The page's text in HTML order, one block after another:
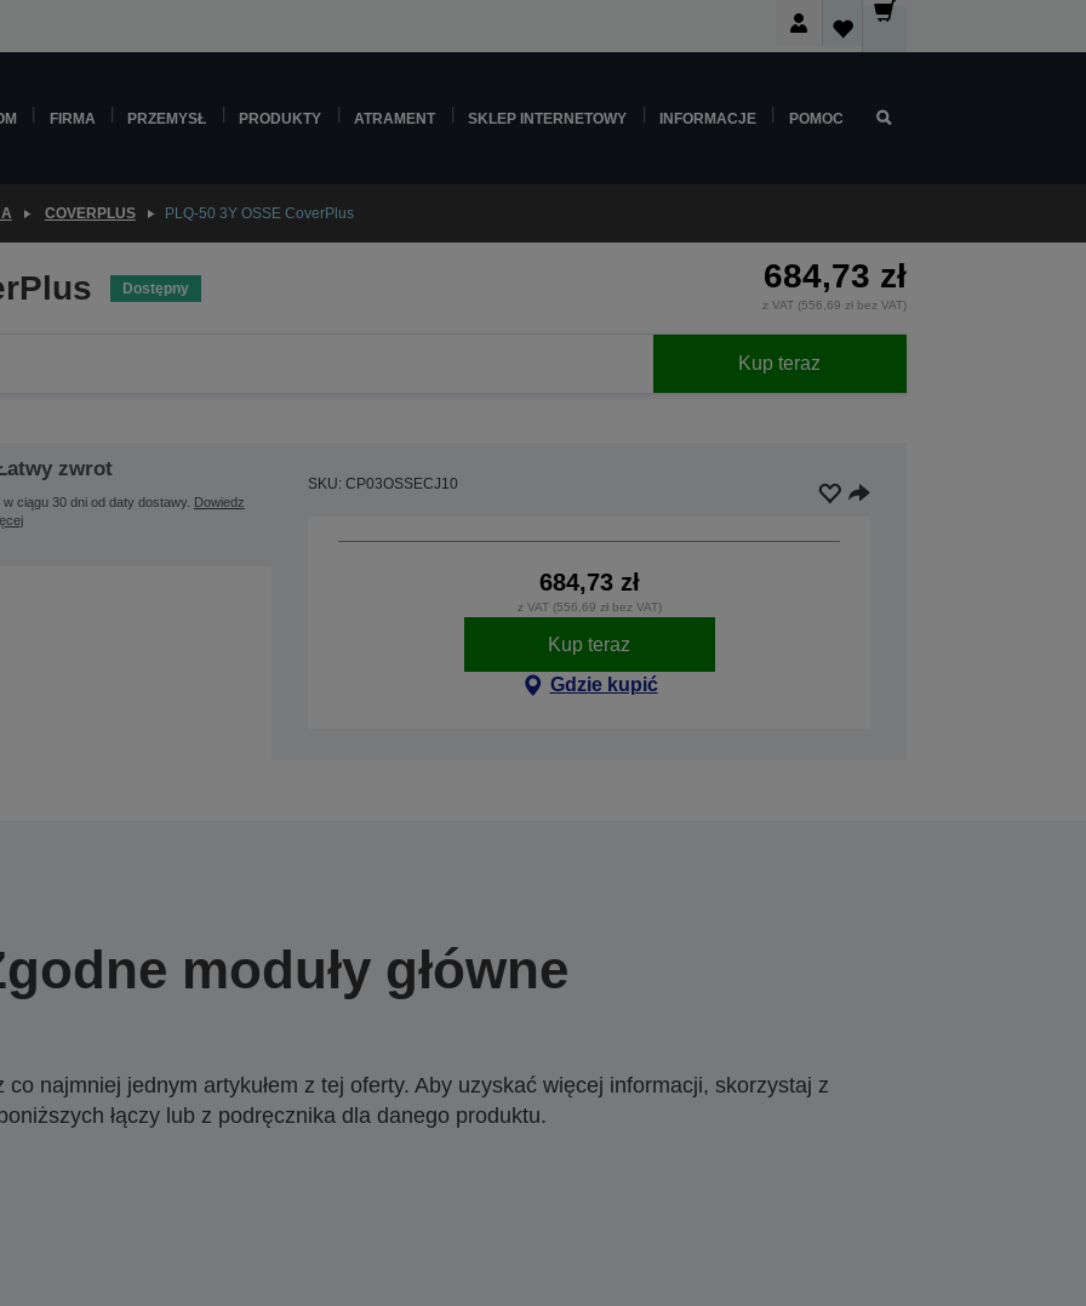
FIRMA PRZEMYSŁ PRODUKTY ATRAMENT SKLEP INTERNETOWY INFORMACJE POMOC
COVERPLUS PLQ-50 3Y OSSE CoverPlus
Dostępny 684,73 zł
z VAT (556,69 zł bez VAT)
Kup teraz
zwrot
w ciągu 30 dni od daty dostawy. Dowiedz
SKU: CP03OSSECJ10
684,73 zł
z VAT (556,69 zł bez VAT)
Kup teraz
Gdzie kupić
moduły główne
najmniej jednym artykułem z tej oferty. Aby uzyskać więcej informacji, skorzystaj z
łączy lub z podręcznika dla danego produktu.